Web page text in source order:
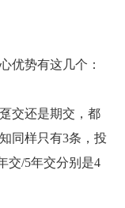
优势有这几个：
交还是期交，都
同样只有3条，投
交/5年交分别是4